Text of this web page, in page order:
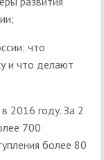
что
и что делают
2016 году. За 2
700
более 80